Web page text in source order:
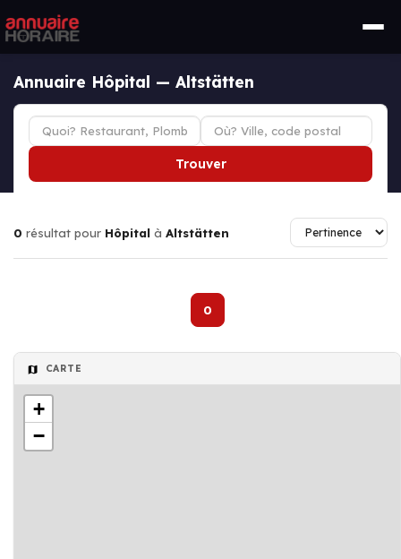
Annuaire Hôpital — Altstätten
Trouver
0 résultat pour Hôpital à Altstätten
0
CARTE
+
−